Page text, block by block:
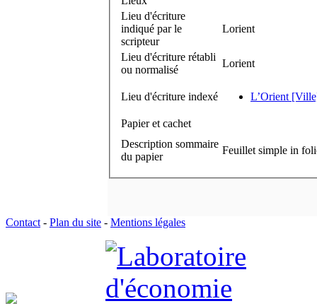
Lieu d'écriture
indiqué par le
scripteur
Lorient
Lieu d'écriture rétabli
ou normalisé
Lorient
Lieu d'écriture indexé L’Orient
Papier et cachet
Description sommaire
du papier
Feuillet simple in
Contact - Plan du site - Mentions légales